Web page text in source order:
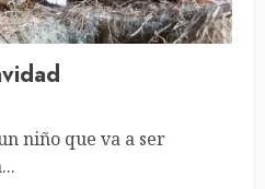
niño que va a ser